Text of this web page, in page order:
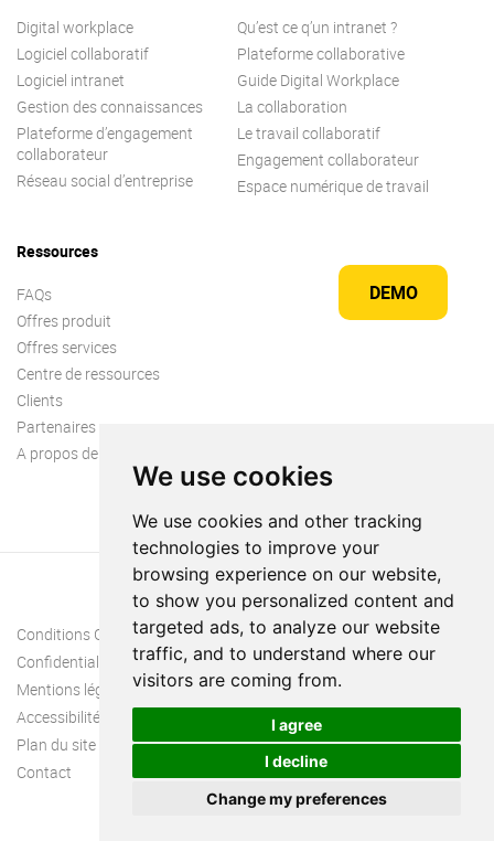
We use cookies
We use cookies and other tracking
technologies to improve your
browsing experience on our website,
to show you personalized content and
targeted ads, to analyze our website
traffic, and to understand where our
visitors are coming from.
I agree
I decline
Change my preferences
DEMO
Digital workplace
Logiciel collaboratif
Logiciel intranet
Gestion des connaissances
Plateforme d’engagement
collaborateur
Réseau social d’entreprise
Qu’est ce q’un intranet ?
Plateforme collaborative
Guide Digital Workplace
La collaboration
Le travail collaboratif
Engagement collaborateur
Espace numérique de travail
Ressources
FAQs
Offres produit
Offres services
Centre de ressources
Clients
Partenaires
A propos de nous
Conditions Générales
Confidentialité
Mentions légales
Accessibilité
Plan du site
Contact